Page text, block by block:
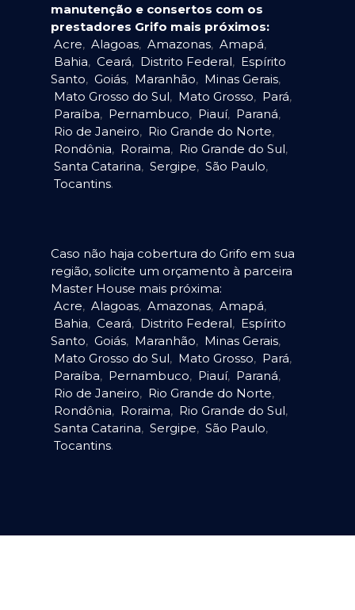
manutenção e consertos com os
prestadores Grifo mais próximos:
Acre, Alagoas, Amazonas, Amapá,
Bahia, Ceará, Distrito Federal, Espírito
Santo, Goiás, Maranhão, Minas Gerais,
Mato Grosso do Sul, Mato Grosso, Pará,
Paraíba, Pernambuco, Piauí, Paraná,
Rio de Janeiro, Rio Grande do Norte,
Rondônia, Roraima, Rio Grande do Sul,
Santa Catarina, Sergipe, São Paulo,
Tocantins.
Caso não haja cobertura do Grifo em sua
região, solicite um orçamento à parceira
Master House mais próxima:
Acre, Alagoas, Amazonas, Amapá,
Bahia, Ceará, Distrito Federal, Espírito
Santo, Goiás, Maranhão, Minas Gerais,
Mato Grosso do Sul, Mato Grosso, Pará,
Paraíba, Pernambuco, Piauí, Paraná,
Rio de Janeiro, Rio Grande do Norte,
Rondônia, Roraima, Rio Grande do Sul,
Santa Catarina, Sergipe, São Paulo,
Tocantins.